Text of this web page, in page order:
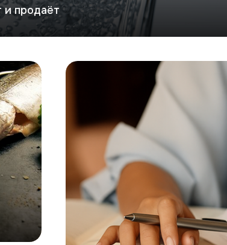
и продаёт
GlobalTrust